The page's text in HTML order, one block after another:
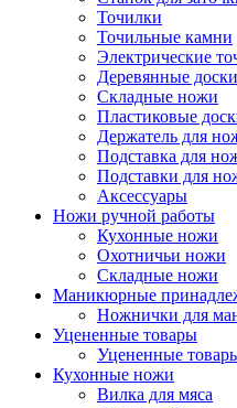
Точилки
Точильные камни
Электрические
Деревянные доски
Складные ножи
Пластиковые
Держатель для
Подставка для
Подставки для
Аксессуары
Ножи ручной работы
Кухонные ножи
Охотничьи ножи
Складные ножи
Маникюрные
Ножнички для
Уцененные товары
Уцененные
Кухонные ножи
Вилка для мяса